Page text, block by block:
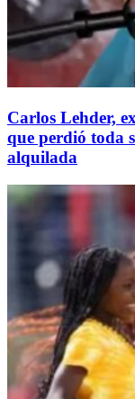
Carlos Lehder,
que perdió toda
alquilada